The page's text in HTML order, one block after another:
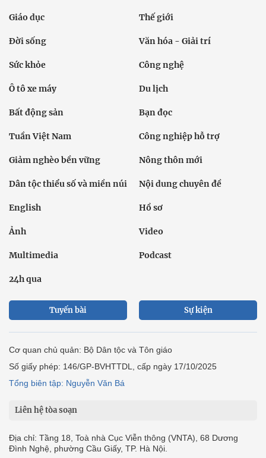
Giáo dục Thế giới
Đời sống Văn hóa - Giải trí
Sức khỏe Công nghệ
Ô tô xe máy Du lịch
Bất động sản Bạn đọc
Tuần Việt Nam Công nghiệp hỗ trợ
Giảm nghèo bền vững Nông thôn mới
Dân tộc thiểu số và miền núi Nội dung chuyên đề
English Hồ sơ
Ảnh Video
Multimedia Podcast
24h qua
Tuyến bài Sự kiện
Cơ quan chủ quản: Bộ Dân tộc và Tôn giáo
Số giấy phép: 146/GP-BVHTTDL, cấp ngày 17/10/2025
Tổng biên tập: Nguyễn Văn Bá
Liên hệ tòa soạn
Địa chỉ: Tầng 18, Toà nhà Cục Viễn thông (VNTA), 68 Dương
Đình Nghệ, phường Cầu Giấy, TP. Hà Nội.